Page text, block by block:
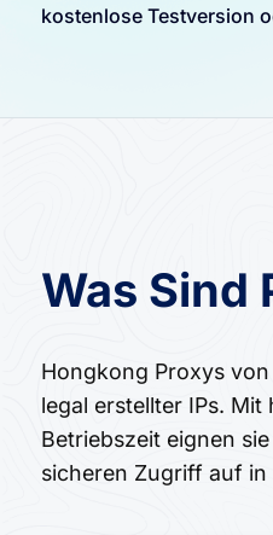
kostenlose Testversion
Was Sind
Hongkong Proxys
legal erstellter IPs.
Betriebszeit eignen
sicheren Zugriff auf